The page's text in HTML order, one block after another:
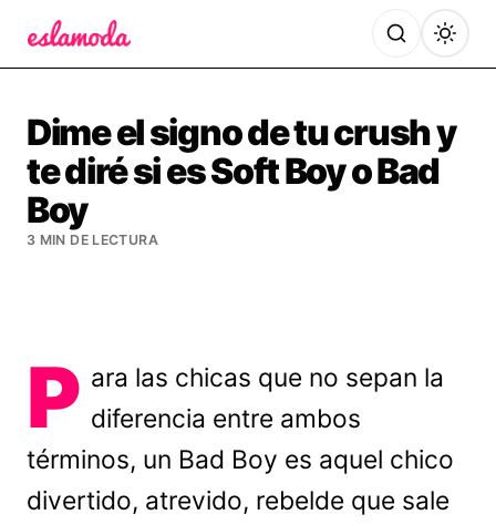
Dime el signo de tu crush y
te diré si es Soft Boy o Bad
Boy
3 MIN DE LECTURA
P ara las chicas que no sepan la
diferencia entre ambos
términos, un Bad Boy es aquel chico
divertido, atrevido, rebelde que sale